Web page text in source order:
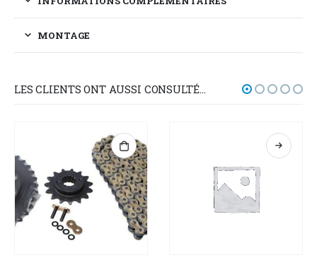
MONTAGE
LES CLIENTS ONT AUSSI CONSULTÉ…